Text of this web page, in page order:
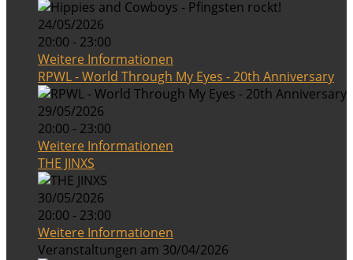
24/05/2026
20:00 - 23:00
Weitere Informationen
RPWL - World Through My Eyes - 20th Anniversary
29/05/2026
20:00 - 23:00
Weitere Informationen
THE JINXS
30/05/2026
20:00 - 23:00
Weitere Informationen
Veranstaltungen am 30/04/2026